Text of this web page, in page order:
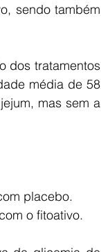
sendo também
dos tratamentos
média de 58
mas sem a
placebo.
o fitoativo.